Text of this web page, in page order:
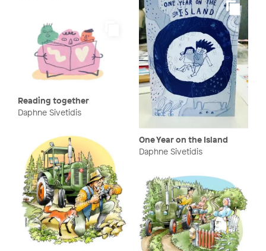
One Year on the Island
Daphne Sivetidis
Reading together
Daphne Sivetidis